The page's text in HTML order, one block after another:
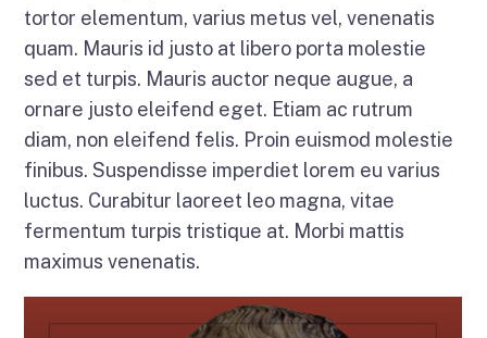
tortor elementum, varius metus vel, venenatis
quam. Mauris id justo at libero porta molestie
sed et turpis. Mauris auctor neque augue, a
ornare justo eleifend eget. Etiam ac rutrum
diam, non eleifend felis. Proin euismod molestie
finibus. Suspendisse imperdiet lorem eu varius
luctus. Curabitur laoreet leo magna, vitae
fermentum turpis tristique at. Morbi mattis
maximus venenatis.